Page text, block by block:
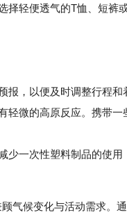
轻便透气的T恤、短裤
，以便及时调整行程和
微的高原反应。携带一
一次性塑料制品的使用
气候变化与活动需求。